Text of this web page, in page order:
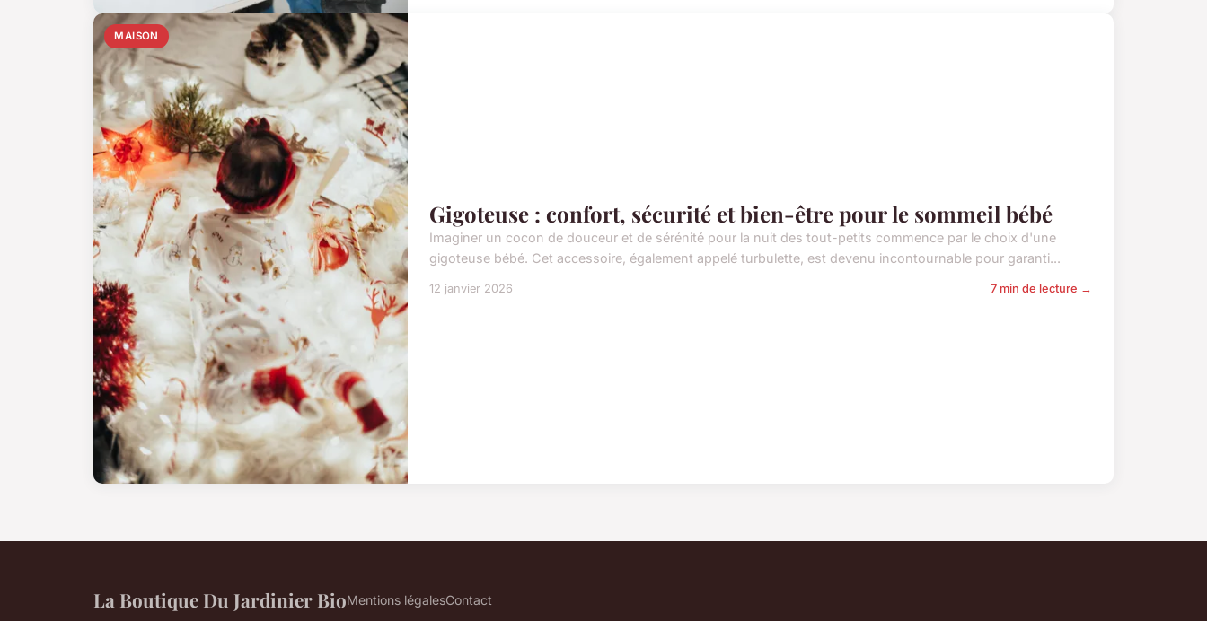
MAISON
Gigoteuse : confort, sécurité et bien-être pour le sommeil bébé
Imaginer un cocon de douceur et de sérénité pour la nuit des tout-petits commence par le choix d'une
gigoteuse bébé. Cet accessoire, également appelé turbulette, est devenu incontournable pour garanti...
12 janvier 2026 7 min de lecture →
La Boutique Du Jardinier BioMentions légalesContact